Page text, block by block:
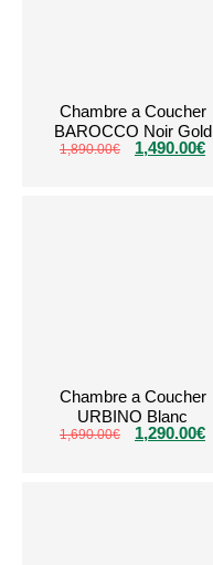
Chambre a Coucher
BAROCCO Noir Gold
1,890.00€ 1,490.00€
Chambre a Coucher
URBINO Blanc
1,690.00€ 1,290.00€